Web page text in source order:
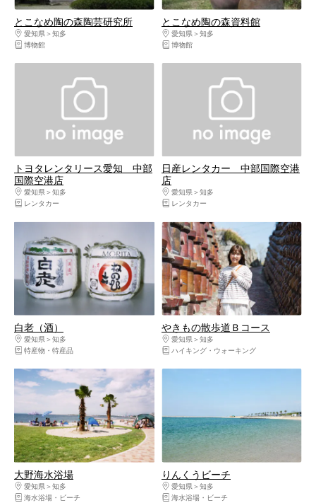
とこなめ陶の森陶芸研究所
愛知県
知多
博物館
とこなめ陶の森資料館
愛知県
知多
博物館
トヨタレンタリース愛知 中部
国際空港店
愛知県
知多
レンタカー
日産レンタカー 中部国際空港
店
愛知県
知多
レンタカー
白老（酒）
愛知県
知多
特産物・特産品
やきもの散歩道Ｂコース
愛知県
知多
ハイキング・ウォーキング
大野海水浴場
愛知県
知多
海水浴場・ビーチ
りんくうビーチ
愛知県
知多
海水浴場・ビーチ